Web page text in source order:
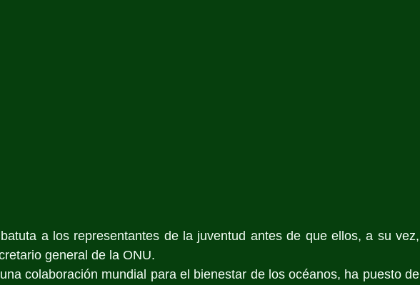
a los representantes de la juventud antes de que ellos, a su vez,
general de la ONU.
colaboración mundial para el bienestar de los océanos, ha puesto de